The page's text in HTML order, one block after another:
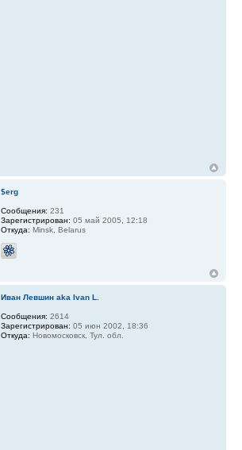
$erg
Сообщения: 231
Зарегистрирован: 05 май 2005, 12:18
Откуда: Minsk, Belarus
Иван Левшин aka Ivan L.
Сообщения: 2614
Зарегистрирован: 05 июн 2002, 18:36
Откуда: Новомосковск, Тул. обл.